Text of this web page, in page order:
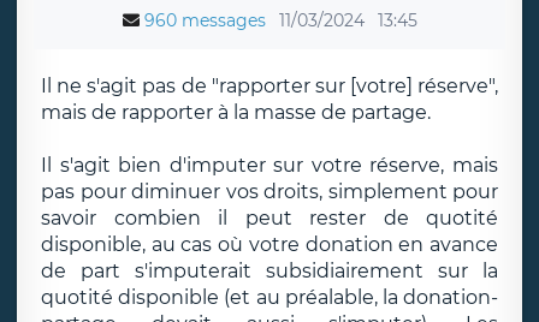
960 messages 11/03/2024 13:45
Il ne s'agit pas de "rapporter sur [votre] réserve",
mais de rapporter à la masse de partage.
Il s'agit bien d'imputer sur votre réserve, mais
pas pour diminuer vos droits, simplement pour
savoir combien il peut rester de quotité
disponible, au cas où votre donation en avance
de part s'imputerait subsidiairement sur la
quotité disponible (et au préalable, la donation-